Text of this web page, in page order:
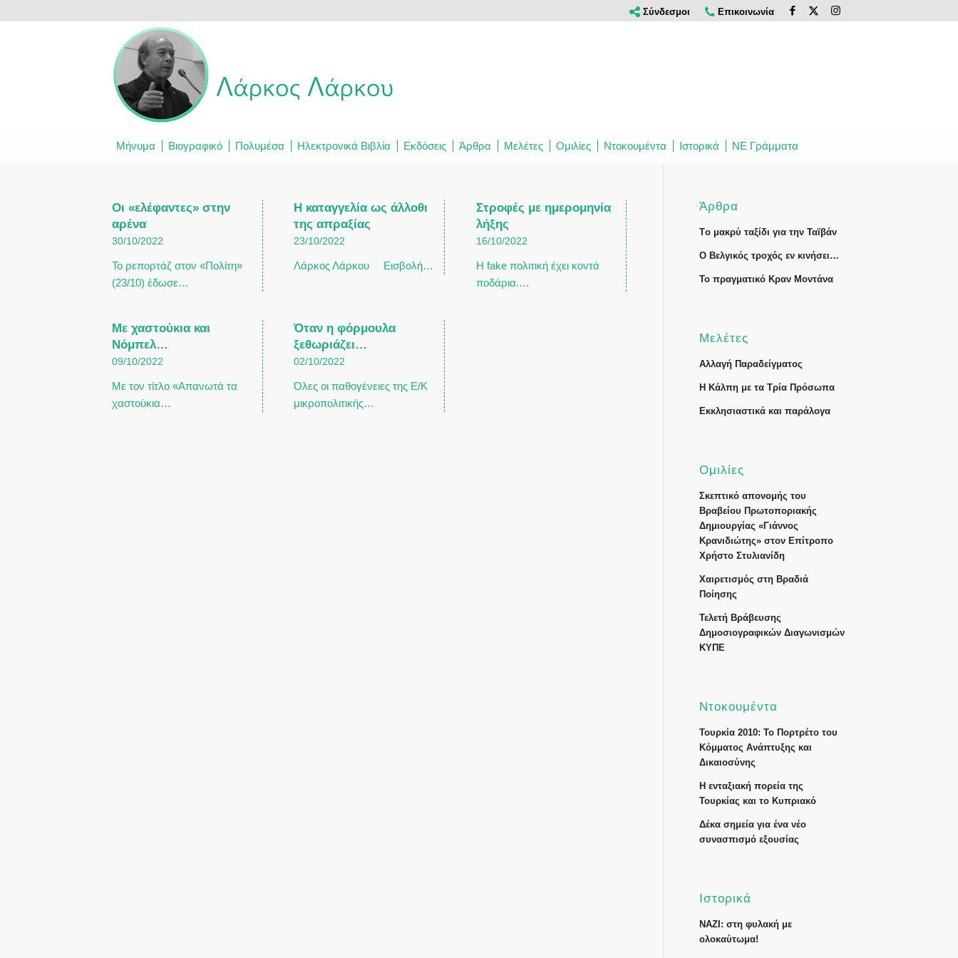
Σύνδεσμοι Επικοινωνία
Μήνυμα Βιογραφικό Πολυμέσα Ηλεκτρονικά Βιβλία Εκδόσεις Άρθρα Μελέτες Ομιλίες Ντοκουμέντα Ιστορικά ΝΕ Γράμματα
Οι «ελέφαντες» στην
αρένα
30/10/2022
Το ρεπορτάζ στον «Πολίτη»
(23/10) έδωσε…
Η καταγγελία ως άλλοθι
της απραξίας
23/10/2022
Λάρκος Λάρκου Εισβολή…
Στροφές με ημερομηνία
λήξης
16/10/2022
Η fake πολιτική έχει κοντά
ποδάρια.…
Με χαστούκια και
Νόμπελ…
09/10/2022
Με τον τίτλο «Απανωτά τα
χαστούκια…
Όταν η φόρμουλα
ξεθωριάζει…
02/10/2022
Όλες οι παθογένειες της Ε/Κ
μικροπολιτικής…
Άρθρα
Tο μακρύ ταξίδι για την Ταϊβάν
Ο Βελγικός τροχός εν κινήσει…
Το πραγματικό Κραν Μοντάνα
Μελέτες
Αλλαγή Παραδείγματος
Η Κάλπη με τα Τρία Πρόσωπα
Εκκλησιαστικά και παράλογα
Ομιλίες
Σκεπτικό απονομής του
Βραβείου Πρωτοποριακής
Δημιουργίας «Γιάννος
Κρανιδιώτης» στον Επίτροπο
Χρήστο Στυλιανίδη
Χαιρετισμός στη Βραδιά
Ποίησης
Τελετή Βράβευσης
Δημοσιογραφικών Διαγωνισμών
ΚΥΠΕ
Ντοκουμέντα
Τουρκία 2010: Το Πορτρέτο του
Κόμματος Ανάπτυξης και
Δικαιοσύνης
Η ενταξιακή πορεία της
Τουρκίας και το Κυπριακό
Δέκα σημεία για ένα νέο
συνασπισμό εξουσίας
Ιστορικά
ΝΑΖΙ: στη φυλακή με
ολοκαύτωμα!